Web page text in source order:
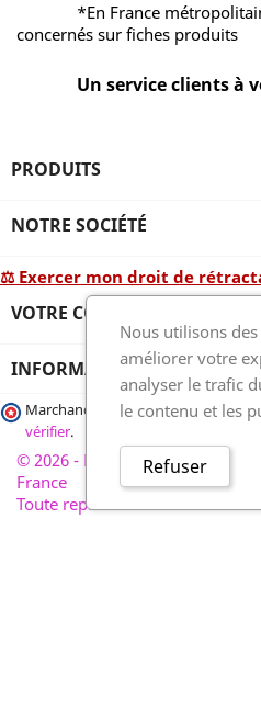
*En France
concernés sur fiches produits
Un service clients à
PRODUITS
NOTRE SOCIÉTÉ
⚖ Exercer mon droit de
VOTRE COMPTE
INFORMATIONS
Marchand approuvé par la Société
vérifier.
© 2026 - France-plaques-
France
Toute reproduction interdite
Nous utilisons
améliorer votre
analyser le trafic
le contenu et les
Refuser